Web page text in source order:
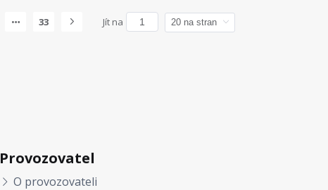
33 Jít na
Provozovatel
O provozovateli